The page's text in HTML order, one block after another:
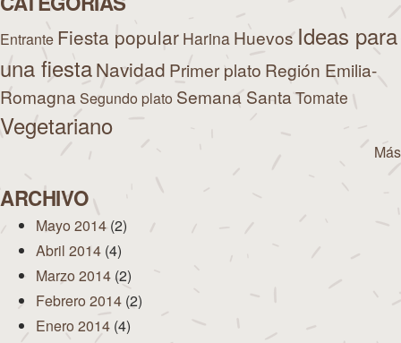
Entrante Fiesta popular Harina Huevos Ideas para
una fiestaNavidad Primer plato Región Emilia-
Romagna Segundo plato Semana Santa Tomate
Vegetariano
Más
ARCHIVO
Mayo 2014 (2)
Abril 2014 (4)
Marzo 2014 (2)
Febrero 2014 (2)
Enero 2014 (4)